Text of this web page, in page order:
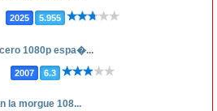
2025 5.955
1080p espa�...
2007 6.3
la morgue 108...